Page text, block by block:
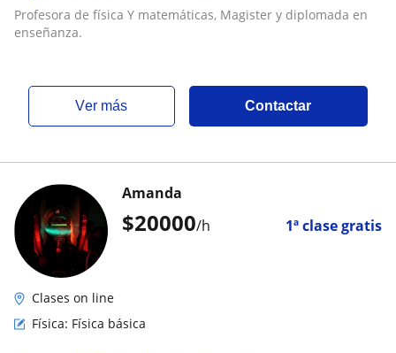
Profesora de física Y matemáticas, Magister y diplomada en
enseñanza.
ver más Contactar
$20000/h 1ª clase gratis
Amanda
Clases on line
Física: Física básica